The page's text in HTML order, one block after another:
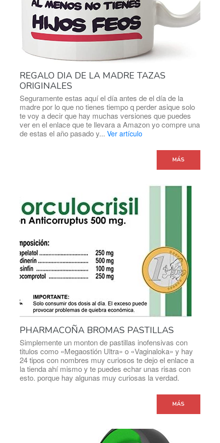
REGALO DIA DE LA MADRE TAZAS
ORIGINALES
Seguramente estas aquí el día antes de el día de la
madre por lo que no tienes tiempo q perder asique solo
te voy a decir que hay muchas versiones que puedes
ver en el enlace que te llevara a Amazon yo compre una
de estas el año pasado y... Ver artículo
MÁS
PHARMACOÑA BROMAS PASTILLAS
Simplemente un monton de pastillas inofensivas con
titulos como «Megaostión Ultra» o «Vaginaloka» y hay
24 tipos con nombres muy curiosos te dejo el enlace a
la tienda ahí mismo y te puedes echar unas risas con
esto. porque hay algunas muy curiosas la verdad.
MÁS